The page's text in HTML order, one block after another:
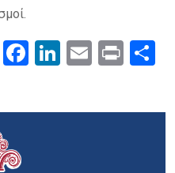
Facebook
LinkedIn
EmailPrint